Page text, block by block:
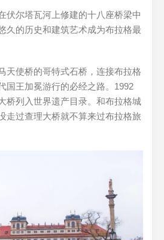
伏尔塔瓦河上修建的十八座桥梁中
久的历史和建筑艺术成为布拉格最
天使桥的哥特式石桥，连接布拉格
国王加冕游行的必经之路。1992
桥列入世界遗产目录。和布拉格城
走过查理大桥就不算来过布拉格旅